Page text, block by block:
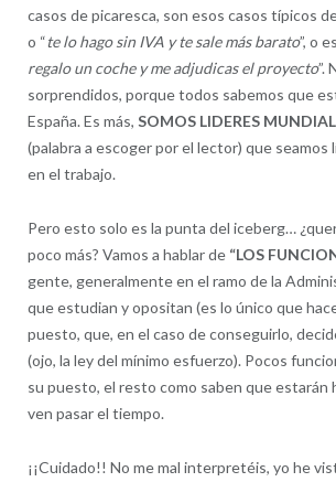
casos de picaresca, son esos casos típicos
o “te lo hago sin IVA y te sale más barato”, o
regalo un coche y me adjudicas el proyecto”.
sorprendidos, porque todos sabemos que
España. Es más, SOMOS LIDERES
(palabra a escoger por el lector) que seamos
en el trabajo.
Pero esto solo es la punta del iceberg…
poco más? Vamos a hablar de “LOS
gente, generalmente en el ramo de la
que estudian y opositan (es lo único que
puesto, que, en el caso de conseguirlo,
(ojo, la ley del mínimo esfuerzo). Pocos
su puesto, el resto como saben que estarán
ven pasar el tiempo.
¡¡Cuidado!! No me mal interpretéis, yo he